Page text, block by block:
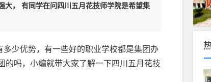
大， 有同学在问四川五月花技师学院是希望集
少优势，有一些好的职业学校都是集团办
吗，小编就带大家了解一下四川五月花技